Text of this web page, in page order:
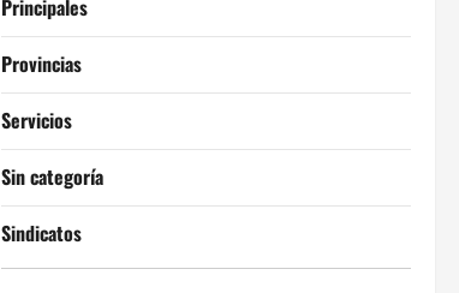
Principales
Provincias
Servicios
Sin categoría
Sindicatos